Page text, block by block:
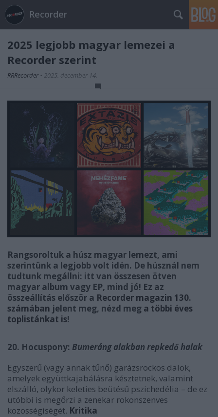
Recorder
2025 legjobb magyar lemezei a
Recorder szerint
RRRecorder • 2025. december 14.
Rangsoroltuk a húsz magyar lemezt, ami
szerintünk a legjobb volt idén. De húsznál nem
tudtunk megállni: itt van összesen ötven
magyar album vagy EP, mind jó! Ez az
összeállítás először a Recorder magazin 130.
számában jelent meg, nézd meg a többi éves
toplistánkat is!
20. Hocuspony: Bumeráng alakban repkedő halak
Egyszerű (vagy annak tűnő) garázsrockos dalok,
amelyek együttkajabálásra késztetnek, valamint
elszálló, olykor keleties beütésű pszichedélia – de ez
utóbbi is megőrzi a zenekar rokonszenves
közösségiségét. Kritika